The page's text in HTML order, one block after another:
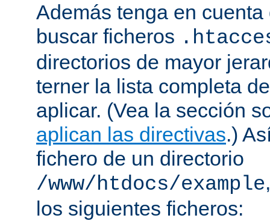
Además tenga en
buscar ficheros
directorios de mayor
terner la lista completa
aplicar. (Vea la sección
aplican las directivas.)
fichero de un directorio
/www/htdocs/example
los siguientes ficheros: